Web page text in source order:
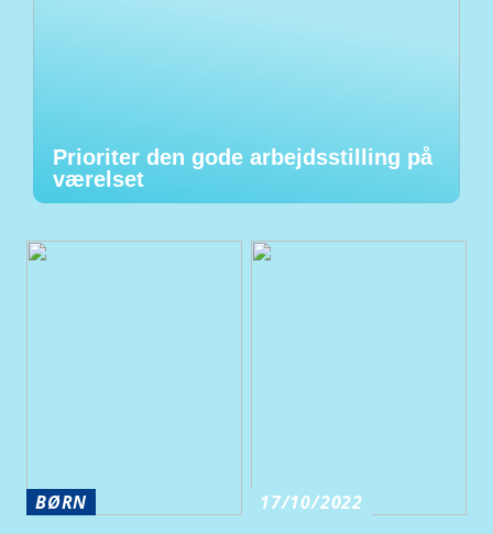
Prioriter den gode arbejdsstilling på
værelset
BØRN
17/10/2022